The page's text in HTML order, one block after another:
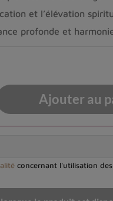
et l’élévation
profonde et
Ajouter au
concernant l'utilisation